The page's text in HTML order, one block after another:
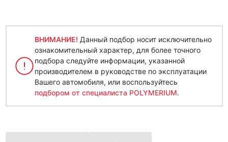
ВНИМАНИЕ! Данный подбор носит исключительно
ознакомительный характер, для более точного
подбора следуйте информации, указанной
производителем в руководстве по эксплуатации
Вашего автомобиля, или воспользуйтесь
подбором от специалиста POLYMERIUM.